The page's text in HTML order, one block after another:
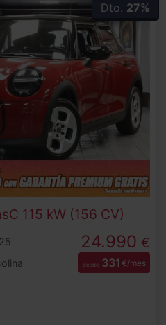
Dto. 27%
C 115 kW (156 CV)
24.990 €
desde 331 €/mes